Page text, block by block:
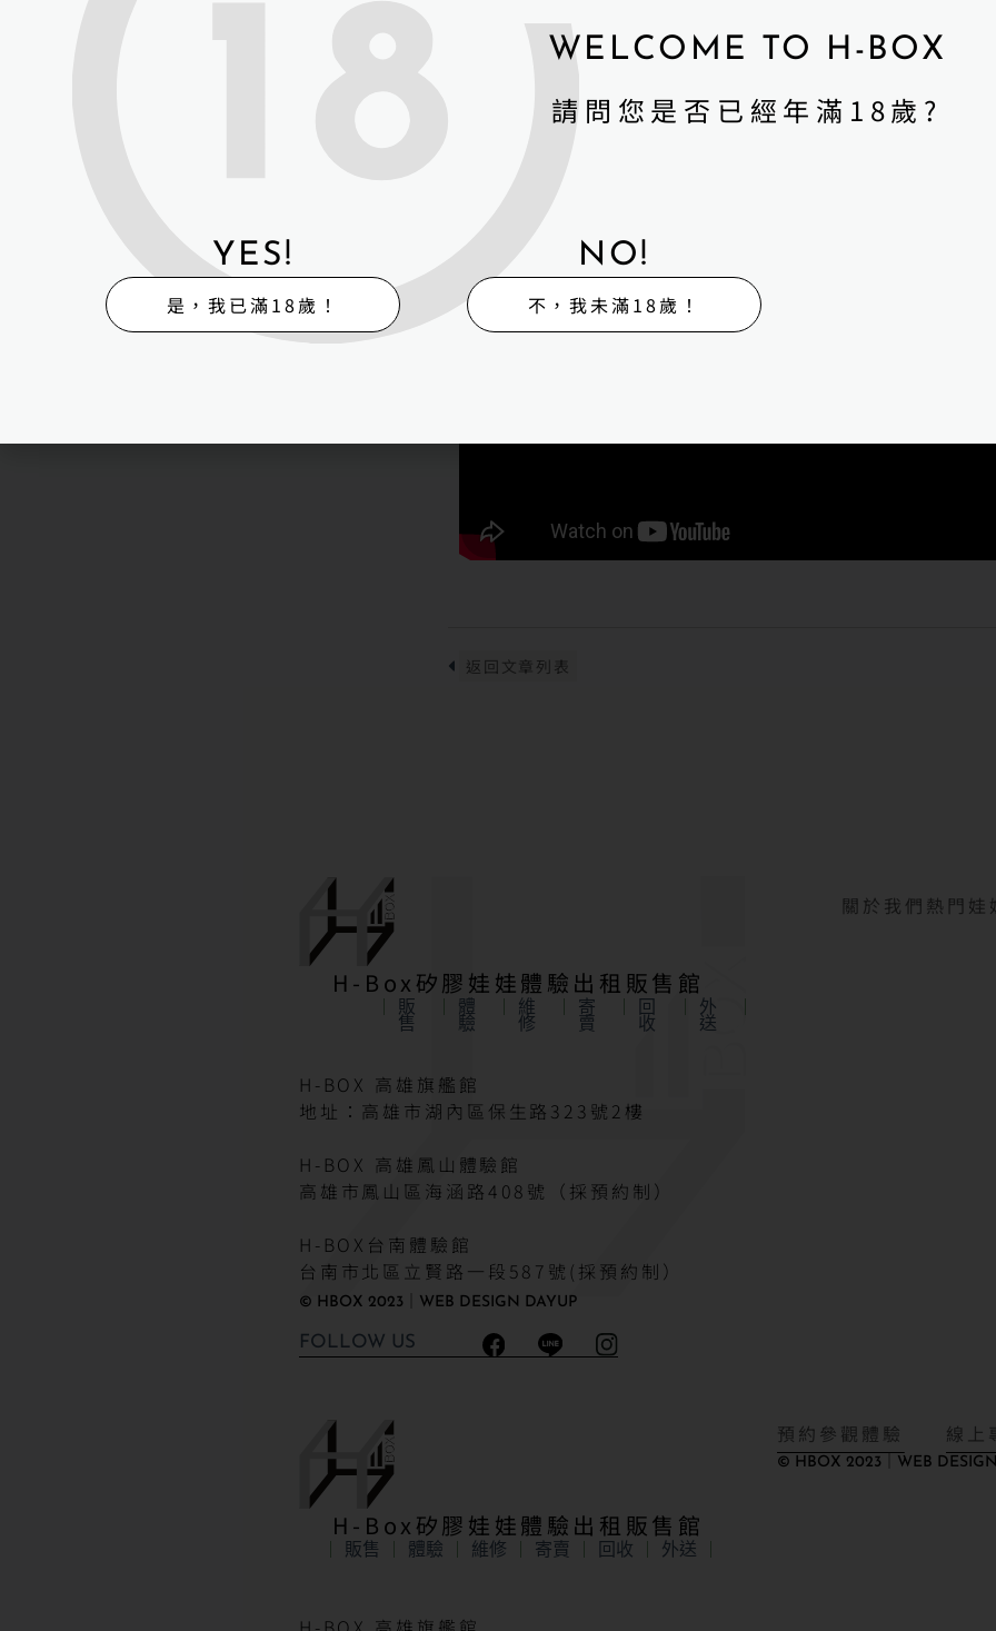
h-Box 的理念
在 h-Box，我們始終相信：陪伴沒有固定形式。矽膠娃娃是
寄託。它能安靜地陪伴，給予力量與靈感。
這次受到公視台語台的報導，是一份肯定，也是推動我們繼
會持續提供更多元的商品選擇、專業的知識分享，讓每一位
己的「無聲陪伴」。
最後，再次感謝 公視台語台《青春咱的夢》
多人能理解矽膠娃娃不只是冰冷的模型，而是一份真實、獨特
h-Box 期待未來能透過更多交流與分享，讓矽膠娃娃文化被
H-Box矽膠娃娃體驗出租販售館
販
售
體
驗
維
修
寄
賣
回
收
外
送
H-BOX 高雄旗艦館
地址：高雄市湖內區保生路323號2樓
H-BOX 高雄鳳山體驗館
高雄市鳳山區海涵路408號（採預約制）
H-BOX台南體驗館
台南市北區立賢路一段587號(採預約制）
FOLLOW US
© HBOX 2023｜WEB DESIGN DAYUP
關於我們 熱門娃
H-Box矽膠娃娃體驗出租販售館
販售 體驗 維修 寄賣 回收 外送
預約參觀體驗 線上
© HBOX 2023｜WEB
WELCOME TO H-BOX
請問您是否已經年滿18歲?
YES!
是，我已滿18歲！
NO!
不，我未滿18歲！